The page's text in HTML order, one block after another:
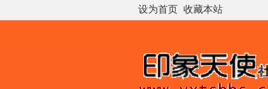
设为首页 收藏本站